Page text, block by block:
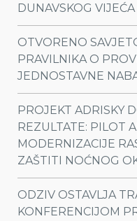
DUNAVSKOG
OTVORENO
PRAVILNIKA O
JEDNOSTAVNE
PROJEKT ADRISKY
REZULTATE: PILOT
MODERNIZACIJE
ZAŠTITI NOĆNOG
ODZIV OSTAVLJA
KONFERENCIJOM